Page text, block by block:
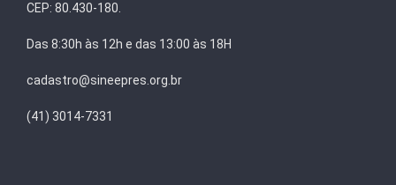
CEP: 80.430-180.
Das 8:30h às 12h e das 13:00 às 18H
cadastro@sineepres.org.br
(41) 3014-7331